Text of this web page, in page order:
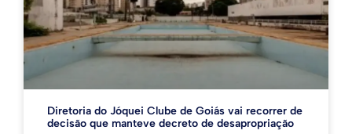
Diretoria do Jóquei Clube de Goiás vai recorrer de
decisão que manteve decreto de desapropriação